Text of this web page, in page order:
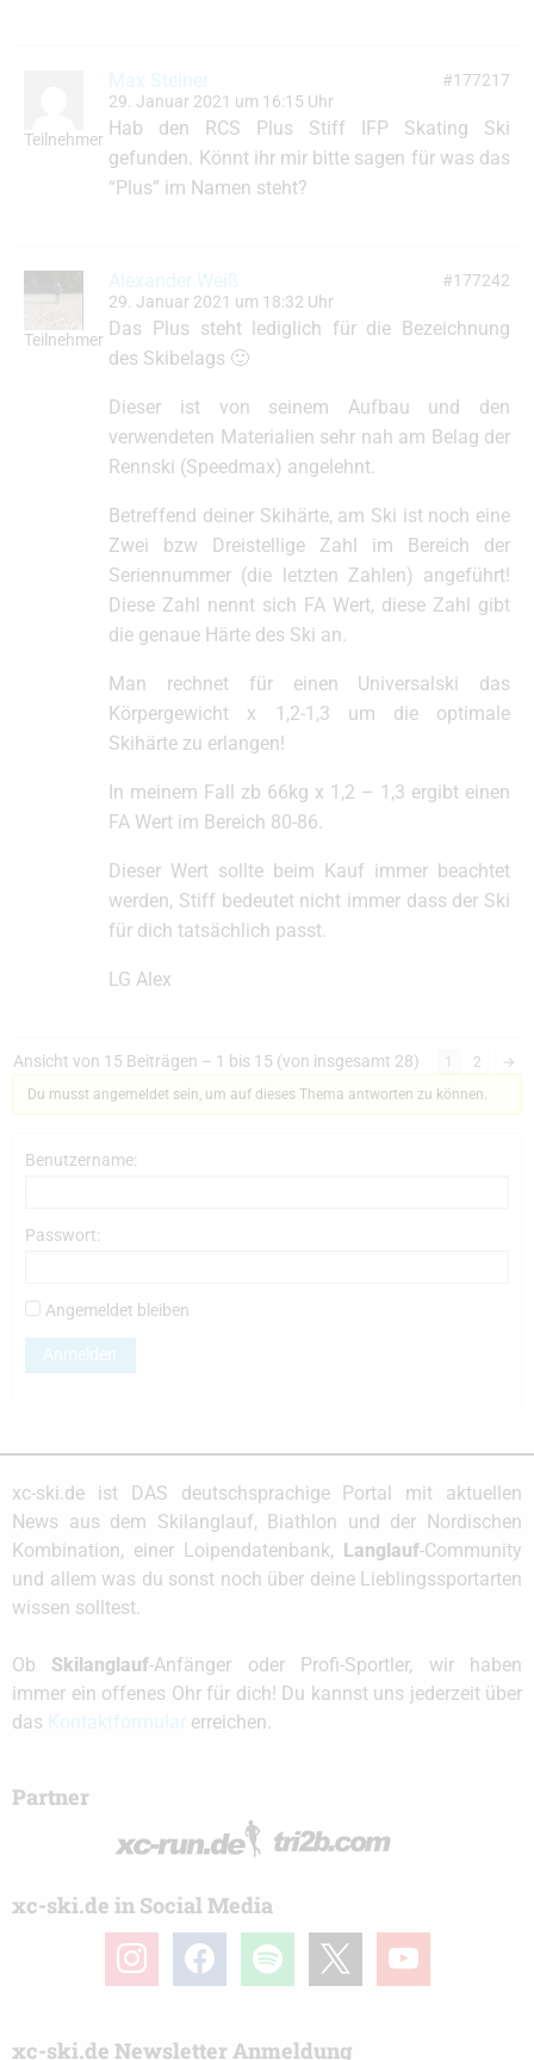
Teilnehmer
Max Steiner
29. Januar 2021 um 16:15 Uhr
#177217
Hab den RCS Plus Stiff IFP Skating Ski
gefunden. Könnt ihr mir bitte sagen für was das
“Plus” im Namen steht?
Teilnehmer
Alexander Weiß
29. Januar 2021 um 18:32 Uhr
#177242
Das Plus steht lediglich für die Bezeichnung
des Skibelags 🙂
Dieser ist von seinem Aufbau und den
verwendeten Materialien sehr nah am Belag der
Rennski (Speedmax) angelehnt.
Betreffend deiner Skihärte, am Ski ist noch eine
Zwei bzw Dreistellige Zahl im Bereich der
Seriennummer (die letzten Zahlen) angeführt!
Diese Zahl nennt sich FA Wert, diese Zahl gibt
die genaue Härte des Ski an.
Man rechnet für einen Universalski das
Körpergewicht x 1,2-1,3 um die optimale
Skihärte zu erlangen!
In meinem Fall zb 66kg x 1,2 – 1,3 ergibt einen
FA Wert im Bereich 80-86.
Dieser Wert sollte beim Kauf immer beachtet
werden, Stiff bedeutet nicht immer dass der Ski
für dich tatsächlich passt.
LG Alex
Ansicht von 15 Beiträgen – 1 bis 15 (von insgesamt 28) 1 2
→
Du musst angemeldet sein, um auf dieses Thema antworten zu können.
Benutzername:
Passwort:
Angemeldet bleiben
Anmelden
xc-ski.de ist DAS deutschsprachige Portal mit aktuellen
News aus dem Skilanglauf, Biathlon und der Nordischen
Kombination, einer Loipendatenbank,
Langlauf-Community
und allem was du sonst noch über deine Lieblingssportarten
wissen solltest.
Ob Skilanglauf-Anfänger oder Profi-Sportler, wir haben
immer ein offenes Ohr für dich! Du kannst uns jederzeit über
das
erreichen.
Partner
xc-ski.de in Social Media
instagramfacebook spotify youtube
xc-ski.de Newsletter Anmeldung